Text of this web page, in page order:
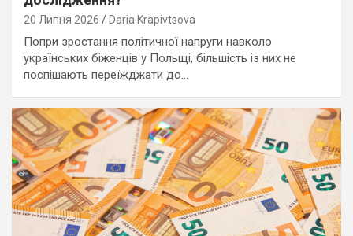
20 Липня 2026 Daria Krapivtsova
Попри зростання політичної напруги навколо
українських біженців у Польщі, більшість із них не
поспішають переїжджати до…